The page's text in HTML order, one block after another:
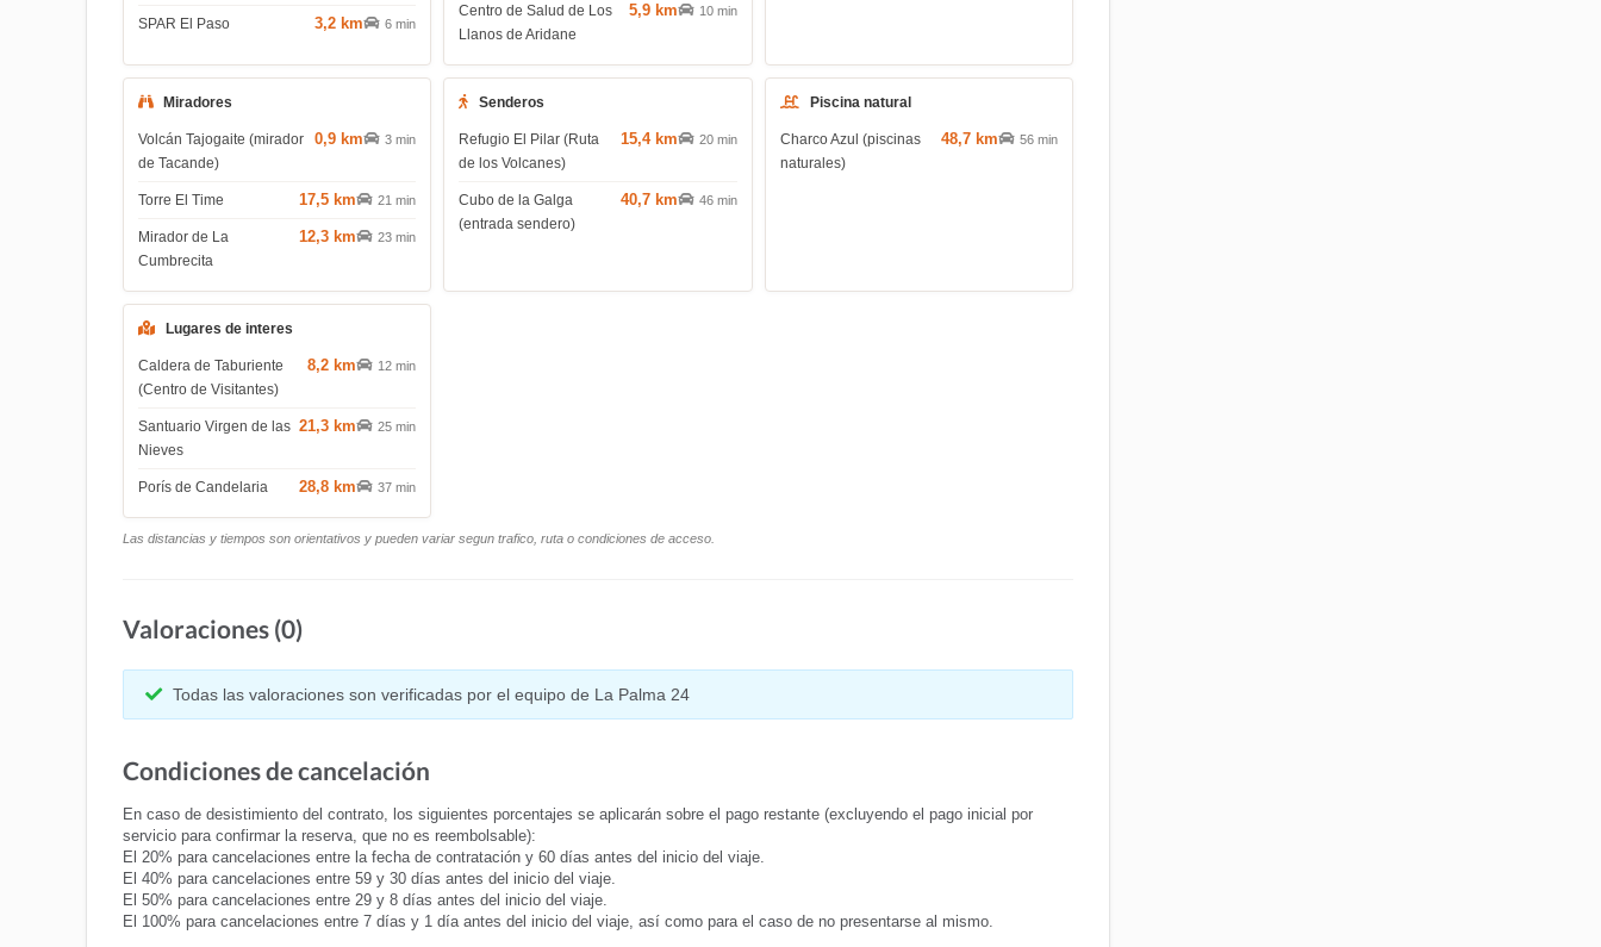
SPAR El Paso 3,2 km 6 min
Centro de Salud de Los
Llanos de Aridane
5,9 km 10 min
Miradores
Volcán Tajogaite (mirador
de Tacande)
0,9 km 3 min
Torre El Time 17,5 km 21 min
Mirador de La
Cumbrecita
12,3 km 23 min
Senderos
Refugio El Pilar (Ruta
de los Volcanes)
15,4 km 20 min
Cubo de la Galga
(entrada sendero)
40,7 km 46 min
Piscina natural
Charco Azul (piscinas
naturales)
48,7 km 56 min
Lugares de interes
Caldera de Taburiente
(Centro de Visitantes)
8,2 km 12 min
Santuario Virgen de las
Nieves
21,3 km 25 min
Porís de Candelaria 28,8 km 37 min
Las distancias y tiempos son orientativos y pueden variar segun trafico, ruta o condiciones de acceso.
Valoraciones (0)
Todas las valoraciones son verificadas por el equipo de La Palma 24
Condiciones de cancelación
En caso de desistimiento del contrato, los siguientes porcentajes se aplicarán sobre el pago restante (excluyendo el pago inicial por
servicio para confirmar la reserva, que no es reembolsable):
El 20% para cancelaciones entre la fecha de contratación y 60 días antes del inicio del viaje.
El 40% para cancelaciones entre 59 y 30 días antes del inicio del viaje.
El 50% para cancelaciones entre 29 y 8 días antes del inicio del viaje.
El 100% para cancelaciones entre 7 días y 1 día antes del inicio del viaje, así como para el caso de no presentarse al mismo.